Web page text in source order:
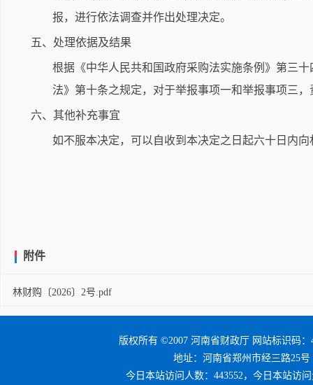
报，进行依法调查并作出处理决定。
五、处理依据及结果
根据《中华人民共和国政府采购法实施条例》第三
法》第十条之规定，对于举报事项一和举报事项三
六、其他补充事宜
如不服本决定，可以自收到本决定之日起六十日内
附件
林财购〔2026〕2号.pdf
版权所有 ©2007 河南省财政厅 网站标识码：
地址：河南省郑州市经三路25号
今日本站访问人数：443552，今日本站访